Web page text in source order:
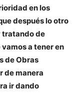
en los
después lo otro
tratando de
a tener en
de Obras
de manera
ir dando